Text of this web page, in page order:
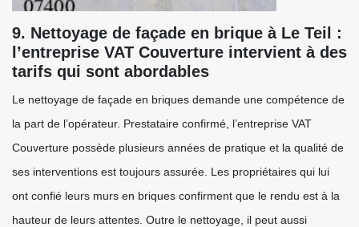
9. Nettoyage de façade en brique à Le Teil :
l’entreprise VAT Couverture intervient à des
tarifs qui sont abordables
Le nettoyage de façade en briques demande une compétence de
la part de l’opérateur. Prestataire confirmé, l’entreprise VAT
Couverture possède plusieurs années de pratique et la qualité de
ses interventions est toujours assurée. Les propriétaires qui lui
ont confié leurs murs en briques confirment que le rendu est à la
hauteur de leurs attentes. Outre le nettoyage, il peut aussi